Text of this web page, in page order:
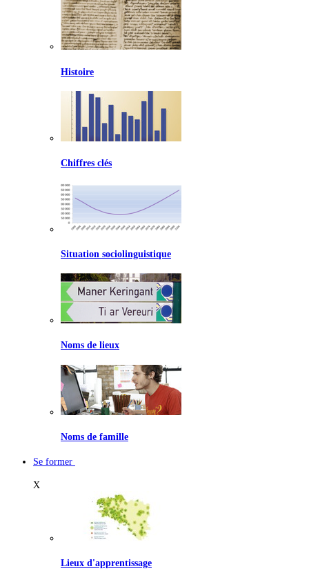
Histoire
Chiffres clés
Situation sociolinguistique
Noms de lieux
Noms de famille
Se former
X
Lieux d'apprentissage